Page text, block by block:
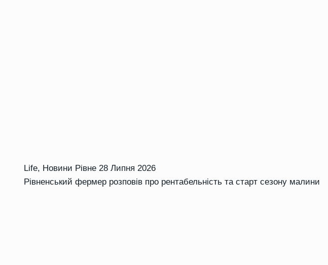
Life, Новини Рівне 28 Липня 2026
Рівненський фермер розповів про рентабельність та старт сезону малини